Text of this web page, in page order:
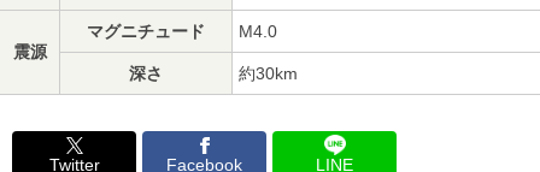
震源
マグニチュード M4.0
深さ 約30km
Twitter Facebook LINE